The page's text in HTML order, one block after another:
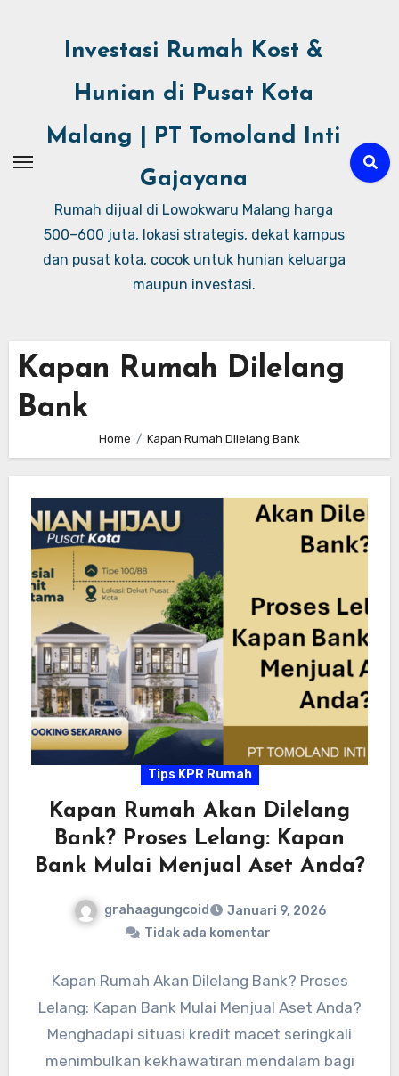
Investasi Rumah Kost &
Hunian di Pusat Kota
Malang | PT Tomoland Inti
Gajayana
Rumah dijual di Lowokwaru Malang harga
500–600 juta, lokasi strategis, dekat kampus
dan pusat kota, cocok untuk hunian keluarga
maupun investasi.
Kapan Rumah Dilelang
Bank
Home Kapan Rumah Dilelang Bank
Tips KPR Rumah
Kapan Rumah Akan Dilelang
Bank? Proses Lelang: Kapan
Bank Mulai Menjual Aset Anda?
grahaagungcoid
Januari 9, 2026
Tidak ada komentar
Kapan Rumah Akan Dilelang Bank? Proses
Lelang: Kapan Bank Mulai Menjual Aset Anda?
Menghadapi situasi kredit macet seringkali
menimbulkan kekhawatiran mendalam bagi